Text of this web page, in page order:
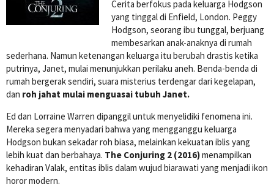
Cerita berfokus pada keluarga Hodgson
yang tinggal di Enfield, London. Peggy
Hodgson, seorang ibu tunggal, berjuang
membesarkan anak-anaknya di rumah
sederhana. Namun ketenangan keluarga itu berubah drastis ketika
putrinya, Janet, mulai menunjukkan perilaku aneh. Benda-benda di
rumah bergerak sendiri, suara misterius terdengar dari kegelapan,
dan roh jahat mulai menguasai tubuh Janet.
Ed dan Lorraine Warren dipanggil untuk menyelidiki fenomena ini.
Mereka segera menyadari bahwa yang mengganggu keluarga
Hodgson bukan sekadar roh biasa, melainkan kekuatan iblis yang
lebih kuat dan berbahaya. The Conjuring 2 (2016)menampilkan
kehadiran Valak, entitas iblis dalam wujud biarawati yang menjadi ikon
horor modern.